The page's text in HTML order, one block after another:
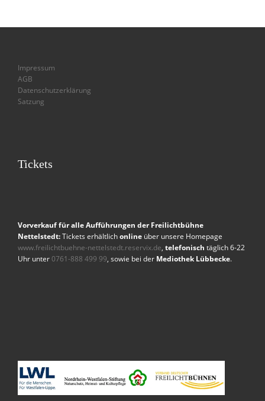
Impressum
AGB
Datenschutzerklärung
Satzung
Tickets
Vorverkauf für alle Aufführungen der Freilichtbühne
Nettelstedt:Tickets erhältlich online über unsere Homepage
www.freilichtbuehne-nettelstedt.reservix.de telefonisch täglich 6-22
Uhr unter 0761-888 499 99 , sowie bei der Mediothek Lübbecke.